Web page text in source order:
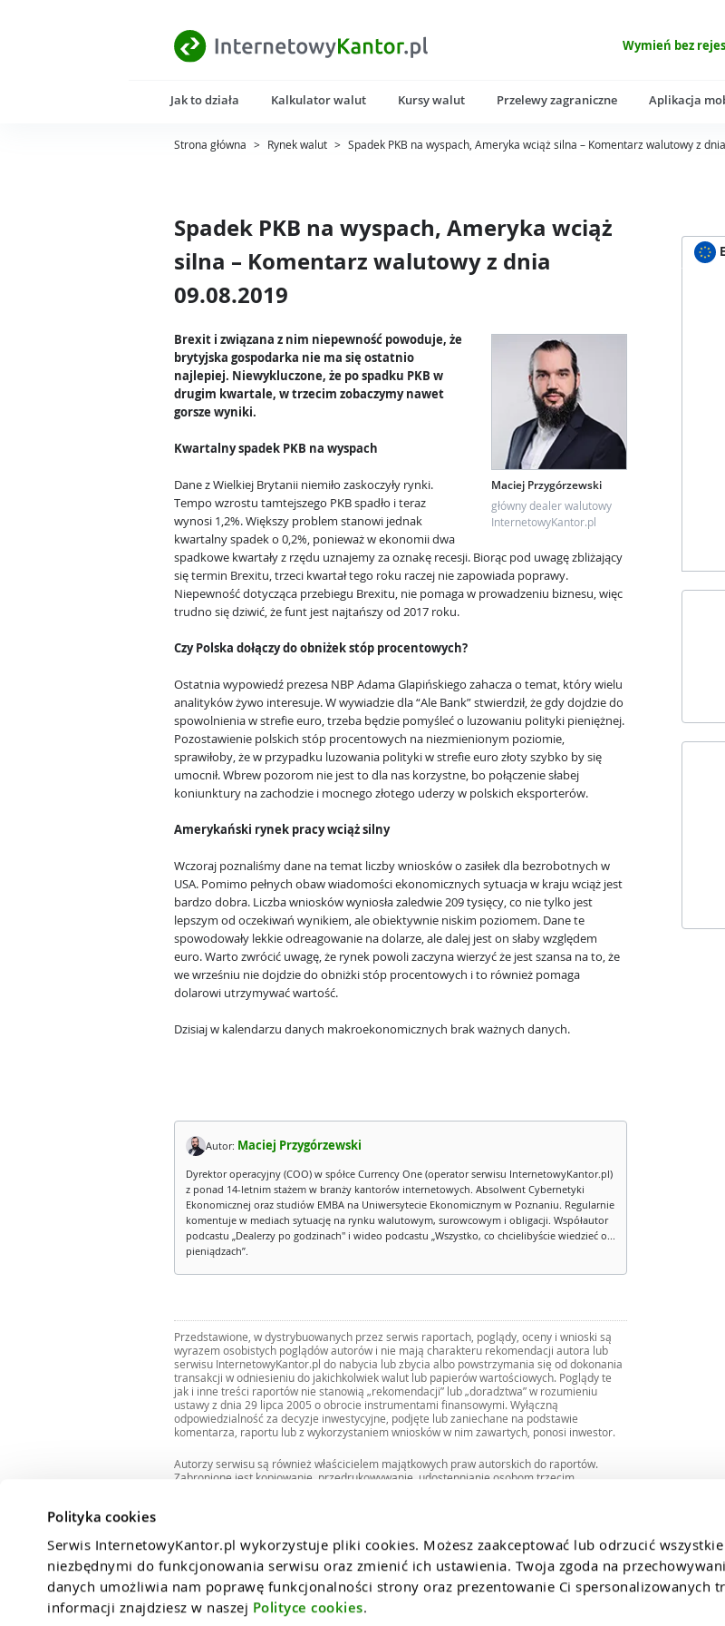
Polityka cookies
Serwis InternetowyKantor.pl wykorzystuje pliki cookies. Możesz zaakceptować lub odrzucić
niezbędnymi do funkcjonowania serwisu oraz zmienić ich ustawienia. Twoja zgoda na
danych umożliwia nam poprawę funkcjonalności strony oraz prezentowanie Ci spersonalizowanych
informacji znajdziesz w naszej Polityce cookies.
Wymień bez
Jak to działa Kalkulator walut Kursy walut Przelewy zagraniczne Aplikacja
Strona główna > Rynek walut > Spadek PKB na wyspach, Ameryka wciąż silna – Komentarz walutowy z
Spadek PKB na wyspach, Ameryka wciąż
silna – Komentarz walutowy z dnia
09.08.2019
Maciej Przygórzewski
główny dealer walutowy
InternetowyKantor.pl
Brexit i związana z nim niepewność powoduje, że
brytyjska gospodarka nie ma się ostatnio
najlepiej. Niewykluczone, że po spadku PKB w
drugim kwartale, w trzecim zobaczymy nawet
gorsze wyniki.
Kwartalny spadek PKB na wyspach
Dane z Wielkiej Brytanii niemiło zaskoczyły rynki.
Tempo wzrostu tamtejszego PKB spadło i teraz
wynosi 1,2%. Większy problem stanowi jednak
kwartalny spadek o 0,2%, ponieważ w ekonomii dwa
spadkowe kwartały z rzędu uznajemy za oznakę recesji. Biorąc pod uwagę zbliżający
się termin Brexitu, trzeci kwartał tego roku raczej nie zapowiada poprawy.
Niepewność dotycząca przebiegu Brexitu, nie pomaga w prowadzeniu biznesu, więc
trudno się dziwić, że funt jest najtańszy od 2017 roku.
Czy Polska dołączy do obniżek stóp procentowych?
Ostatnia wypowiedź prezesa NBP Adama Glapińskiego zahacza o temat, który wielu
analityków żywo interesuje. W wywiadzie dla “Ale Bank” stwierdził, że gdy dojdzie do
spowolnienia w strefie euro, trzeba będzie pomyśleć o luzowaniu polityki pieniężnej.
Pozostawienie polskich stóp procentowych na niezmienionym poziomie,
sprawiłoby, że w przypadku luzowania polityki w strefie euro złoty szybko by się
umocnił. Wbrew pozorom nie jest to dla nas korzystne, bo połączenie słabej
koniunktury na zachodzie i mocnego złotego uderzy w polskich eksporterów.
Amerykański rynek pracy wciąż silny
Wczoraj poznaliśmy dane na temat liczby wniosków o zasiłek dla bezrobotnych w
USA. Pomimo pełnych obaw wiadomości ekonomicznych sytuacja w kraju wciąż jest
bardzo dobra. Liczba wniosków wyniosła zaledwie 209 tysięcy, co nie tylko jest
lepszym od oczekiwań wynikiem, ale obiektywnie niskim poziomem. Dane te
spowodowały lekkie odreagowanie na dolarze, ale dalej jest on słaby względem
euro. Warto zwrócić uwagę, że rynek powoli zaczyna wierzyć że jest szansa na to, że
we wrześniu nie dojdzie do obniżki stóp procentowych i to również pomaga
dolarowi utrzymywać wartość.
Dzisiaj w kalendarzu danych makroekonomicznych brak ważnych danych.
Autor: Maciej Przygórzewski
Dyrektor operacyjny (COO) w spółce Currency One (operator serwisu InternetowyKantor.pl)
z ponad 14-letnim stażem w branży kantorów internetowych. Absolwent Cybernetyki
Ekonomicznej oraz studiów EMBA na Uniwersytecie Ekonomicznym w Poznaniu. Regularnie
komentuje w mediach sytuację na rynku walutowym, surowcowym i obligacji. Współautor
podcastu „Dealerzy po godzinach" i wideo podcastu „Wszystko, co chcielibyście wiedzieć o...
pieniądzach”.
Przedstawione, w dystrybuowanych przez serwis raportach, poglądy, oceny i wnioski są
wyrazem osobistych poglądów autorów i nie mają charakteru rekomendacji autora lub
serwisu InternetowyKantor.pl do nabycia lub zbycia albo powstrzymania się od dokonania
transakcji w odniesieniu do jakichkolwiek walut lub papierów wartościowych. Poglądy te
jak i inne treści raportów nie stanowią „rekomendacji” lub „doradztwa” w rozumieniu
ustawy z dnia 29 lipca 2005 o obrocie instrumentami finansowymi. Wyłączną
odpowiedzialność za decyzje inwestycyjne, podjęte lub zaniechane na podstawie
komentarza, raportu lub z wykorzystaniem wniosków w nim zawartych, ponosi inwestor.
Autorzy serwisu są również właścicielem majątkowych praw autorskich do raportów.
Zabronione jest kopiowanie, przedrukowywanie, udostępnianie osobom trzecim